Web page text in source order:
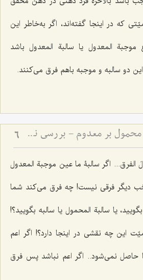
که در اینجا گفته‌اند، اگر به‌خاطر این
المعدول یا سالبة المعدول باشد
دو سالبه و موجبه باهم فرق می‌کنند.
تحلیل منطقی حمل محمول بر معدوم - بررسی نسبت میان وجود ذهنی و صدق قضایای حملیه 6
الفرق... اگر سالبۀ ما عین موجبة المعدول
خب دیگر فرقی نیست! چه فرق می‌کند شما
یا سالبة المحمول یا سالبه بگویید؟!
این چه نقشی در اینجا دارد؟! اگر اعم
حاصل نمی‌شود.. اگر اعم نباشد پس فرق